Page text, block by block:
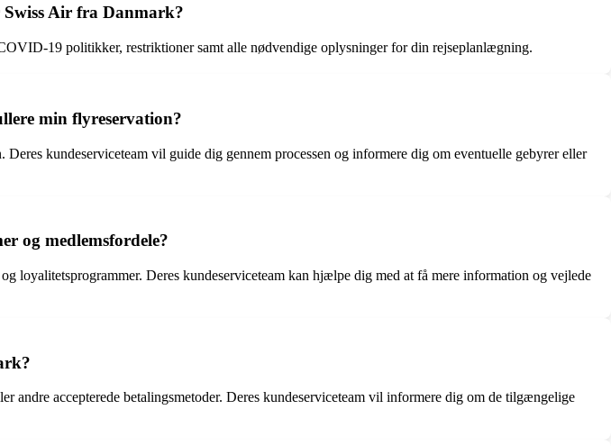
Air fra Danmark?
19 politikker, restriktioner samt alle nødvendige oplysninger for din rejseplanlægning.
min flyreservation?
kundeserviceteam vil guide dig gennem processen og informere dig om eventuelle gebyrer eller
og medlemsfordele?
loyalitetsprogrammer. Deres kundeserviceteam kan hjælpe dig med at få mere information og vejlede
accepterede betalingsmetoder. Deres kundeserviceteam vil informere dig om de tilgængelige